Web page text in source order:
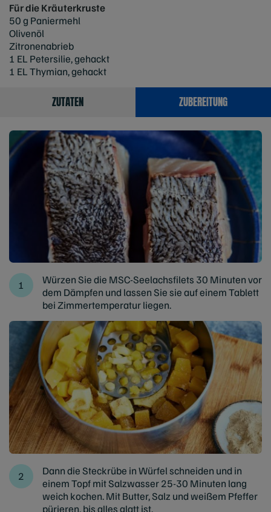
Für die Kräuterkruste
50 g Paniermehl
Olivenöl
Zitronenabrieb
1 EL Petersilie, gehackt
1 EL Thymian, gehackt
ZUTATEN ZUBEREITUNG
Würzen Sie die MSC-Seelachsfilets 30 Minuten vor
dem Dämpfen und lassen Sie sie auf einem Tablett
bei Zimmertemperatur liegen.
Dann die Steckrübe in Würfel schneiden und in
einem Topf mit Salzwasser 25-30 Minuten lang
weich kochen. Mit Butter, Salz und weißem Pfeffer
pürieren, bis alles glatt ist.